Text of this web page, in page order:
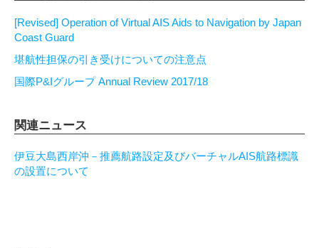
[Revised] Operation of Virtual AIS Aids to Navigation by Japan
Coast Guard
堪航性担保の引き受けについての注意点
国際P&Iグループ Annual Review 2017/18
関連ニュース
伊豆大島西岸沖－推薦航路設定及びバーチャルAIS航路標識
の設置について